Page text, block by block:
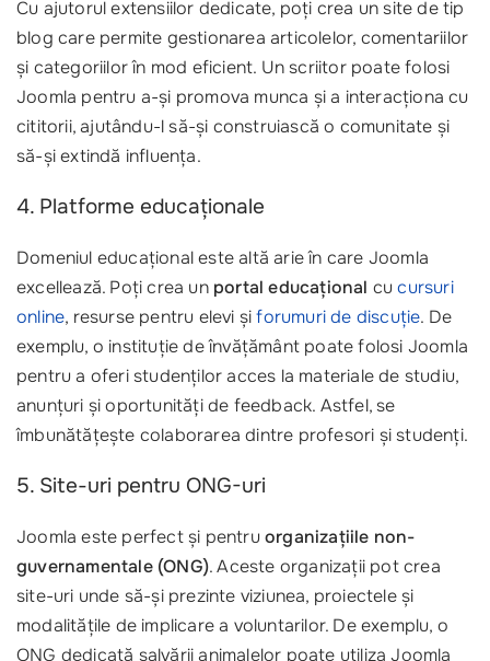
Cu ajutorul extensiilor dedicate, poți crea un site de tip
blog care permite gestionarea articolelor, comentariilor
și categoriilor în mod eficient. Un scriitor poate folosi
Joomla pentru a-și promova munca și a interacționa cu
cititorii, ajutându-l să-și construiască o comunitate și
să-și extindă influența.
4. Platforme educaționale
Domeniul educațional este altă arie în care Joomla
excellează. Poți crea un portal educațional cucursuri
online, resurse pentru elevi șiforumuri de discuție. De
exemplu, o instituție de învățământ poate folosi Joomla
pentru a oferi studenților acces la materiale de studiu,
anunțuri și oportunități de feedback. Astfel, se
îmbunătățește colaborarea dintre profesori și studenți.
5. Site-uri pentru ONG-uri
Joomla este perfect și pentruorganizațiile non-
guvernamentale (ONG). Aceste organizații pot crea
site-uri unde să-și prezinte viziunea, proiectele și
modalitățile de implicare a voluntarilor. De exemplu, o
ONG dedicată salvării animalelor poate utiliza Joomla